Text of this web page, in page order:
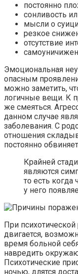
постоянно
сонливость
мысли о
резкое
отсутствие
Эмоциональная
опасным
можно заметить,
логичные вещи. К
же смеяться.
данном случае
заболевания. С
отношения
постоянно
Крайней
являются
то есть когда
у него
При
двигается,
время больной
навредить
Психотические
ночью, длятся